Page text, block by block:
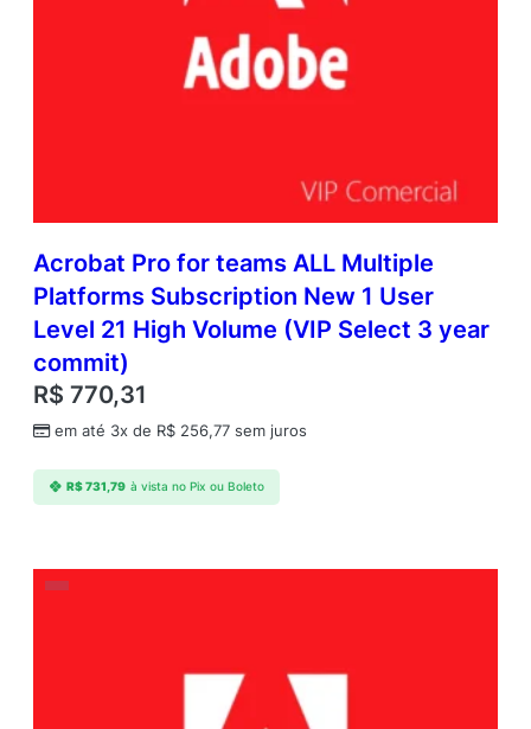
Acrobat Pro for teams ALL Multiple
Platforms Subscription New 1 User
Level 21 High Volume (VIP Select 3 year
commit)
R$ 770,31
em até 3x de R$ 256,77 sem juros
R$731,79 à vista no Pix ou Boleto